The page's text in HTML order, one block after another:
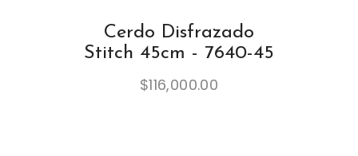
Cerdo Disfrazado
Stitch 45cm - 7640-45
$116,000.00